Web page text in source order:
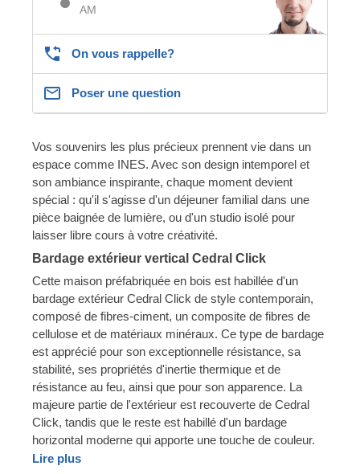
AM
On vous rappelle?
Poser une question
Vos souvenirs les plus précieux prennent vie dans un
espace comme INES. Avec son design intemporel et
son ambiance inspirante, chaque moment devient
spécial : qu'il s'agisse d'un déjeuner familial dans une
pièce baignée de lumière, ou d'un studio isolé pour
laisser libre cours à votre créativité.
Bardage extérieur vertical Cedral Click
Cette maison préfabriquée en bois est habillée d'un
bardage extérieur Cedral Click de style contemporain,
composé de fibres-ciment, un composite de fibres de
cellulose et de matériaux minéraux. Ce type de bardage
est apprécié pour son exceptionnelle résistance, sa
stabilité, ses propriétés d'inertie thermique et de
résistance au feu, ainsi que pour son apparence. La
majeure partie de l'extérieur est recouverte de Cedral
Click, tandis que le reste est habillé d'un bardage
horizontal moderne qui apporte une touche de couleur.
Lire plus